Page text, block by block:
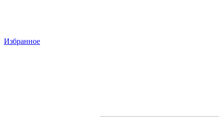
Избранное